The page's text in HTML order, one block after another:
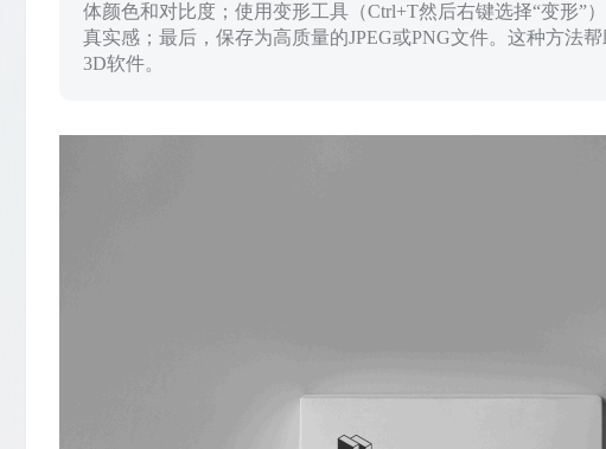
体颜色和对比度；使用变形工具（Ctrl+T然后右键选择“变形”
真实感；最后，保存为高质量的JPEG或PNG文件。这种方法
3D软件。